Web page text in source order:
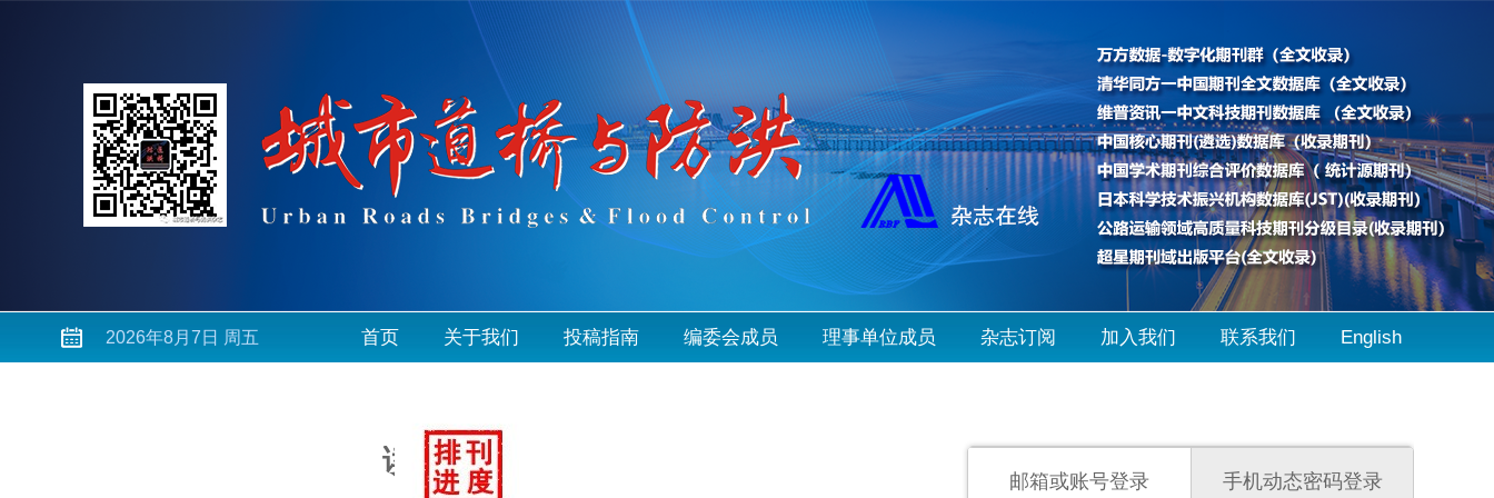
2026年8月7日 周五 首页 关于我们 投稿指南 编委会成员 理事单位成员 杂志订阅 加入我们 联系我们 English
读者登录
邮箱或账号登录 手机动态密码登录